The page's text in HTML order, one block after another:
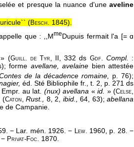
et presque la nuance d'une aveline
(Besch. 1845).
que : ,,MmeDupuis fermait l'a [= ɑ
» (Guill. de Tyr , II, 332 ds Gdf. Compl.
:
forme avellane, avelaine bien attestée
de la décadence romaine,
p. 76);
éd. Sté Bibliophile fr., t. 2, p. 271 ds
au lat. (nux) avellana «id. » (Celse,
(Caton,Rust., 8, 2, ibid., 64, 63);abellana
de Campanie.
− Lar. mén. 1926. − Lew. 1960, p. 28. −
Privat-Foc. 1870.